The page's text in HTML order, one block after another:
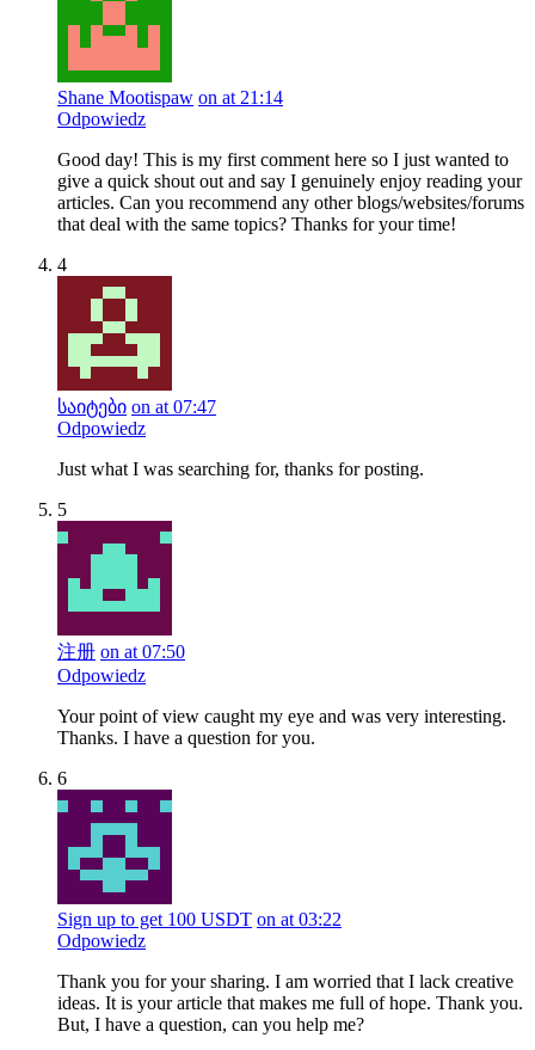
Shane Mootispaw on at 21:14
Odpowiedz
Good day! This is my first comment here so I just wanted to
give a quick shout out and say I genuinely enjoy reading your
articles. Can you recommend any other blogs/websites/forums
that deal with the same topics? Thanks for your time!
4
საიტები on at 07:47
Odpowiedz
Just what I was searching for, thanks for posting.
5
注册 on at 07:50
Odpowiedz
Your point of view caught my eye and was very interesting.
Thanks. I have a question for you.
6
Sign up to get 100 USDT on at 03:22
Odpowiedz
Thank you for your sharing. I am worried that I lack creative
ideas. It is your article that makes me full of hope. Thank you.
But, I have a question, can you help me?